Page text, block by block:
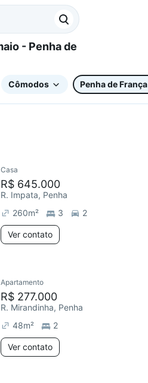
Cômodos Penha de França
Casa
R$ 645.000
R. Impata, Penha
260m² 3 2
Ver contato
Redecorar
Apartamento
R$ 277.000
R. Mirandinha, Penha
48m² 2
Ver contato